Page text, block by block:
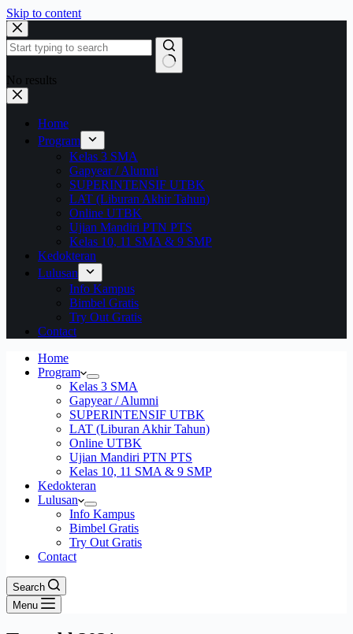
Skip to content
No results
Home
Program
Kelas 3 SMA
Gapyear / Alumni
SUPERINTENSIF UTBK
LAT (Liburan Akhir Tahun)
Online UTBK
Ujian Mandiri PTN PTS
Kelas 10, 11 SMA & 9 SMP
Kedokteran
Lulusan
Info Kampus
Bimbel Gratis
Try Out Gratis
Contact
Home
Program
Kelas 3 SMA
Gapyear / Alumni
SUPERINTENSIF UTBK
LAT (Liburan Akhir Tahun)
Online UTBK
Ujian Mandiri PTN PTS
Kelas 10, 11 SMA & 9 SMP
Kedokteran
Lulusan
Info Kampus
Bimbel Gratis
Try Out Gratis
Contact
Search
Menu